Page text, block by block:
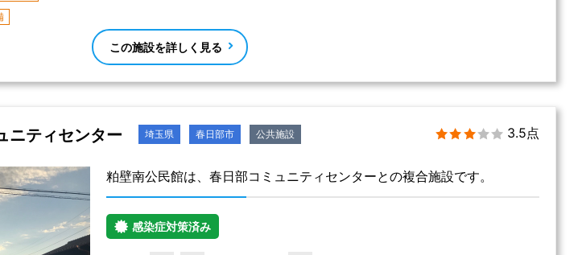
この施設を詳しく見る
ニティセンター 埼玉県 春日部市 公共施設 3.5点
粕壁南公民館は、春日部コミュニティセンターとの複合施設です。
感染症対策済み